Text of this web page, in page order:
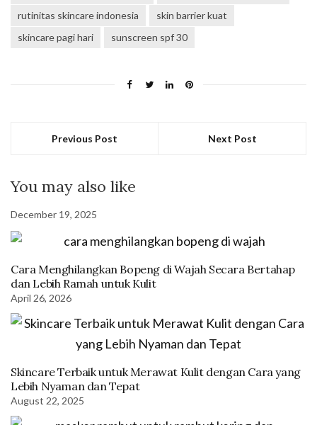
rutinitas skincare indonesia
skin barrier kuat
skincare pagi hari
sunscreen spf 30
Previous Post Next Post
You may also like
December 19, 2025
Cara Menghilangkan Bopeng di Wajah Secara Bertahap
dan Lebih Ramah untuk Kulit
April 26, 2026
Skincare Terbaik untuk Merawat Kulit dengan Cara yang
Lebih Nyaman dan Tepat
August 22, 2025